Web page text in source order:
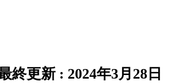
終更新 : 2024年3月28日